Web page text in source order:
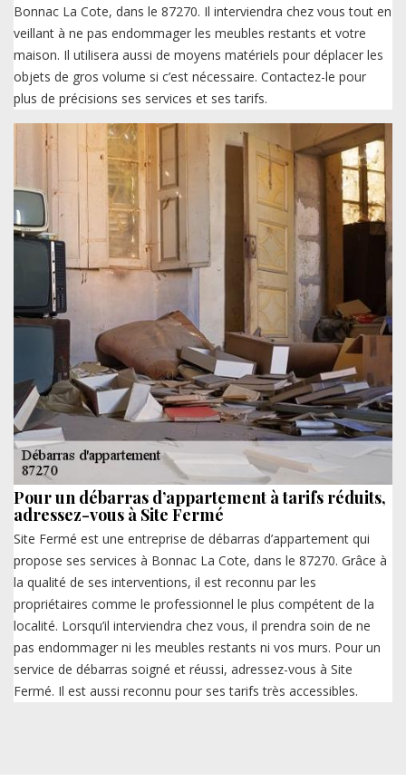
Bonnac La Cote, dans le 87270. Il interviendra chez vous tout en
veillant à ne pas endommager les meubles restants et votre
maison. Il utilisera aussi de moyens matériels pour déplacer les
objets de gros volume si c’est nécessaire. Contactez-le pour
plus de précisions ses services et ses tarifs.
Pour un débarras d’appartement à tarifs réduits,
adressez-vous à Site Fermé
Site Fermé est une entreprise de débarras d’appartement qui
propose ses services à Bonnac La Cote, dans le 87270. Grâce à
la qualité de ses interventions, il est reconnu par les
propriétaires comme le professionnel le plus compétent de la
localité. Lorsqu’il interviendra chez vous, il prendra soin de ne
pas endommager ni les meubles restants ni vos murs. Pour un
service de débarras soigné et réussi, adressez-vous à Site
Fermé. Il est aussi reconnu pour ses tarifs très accessibles.